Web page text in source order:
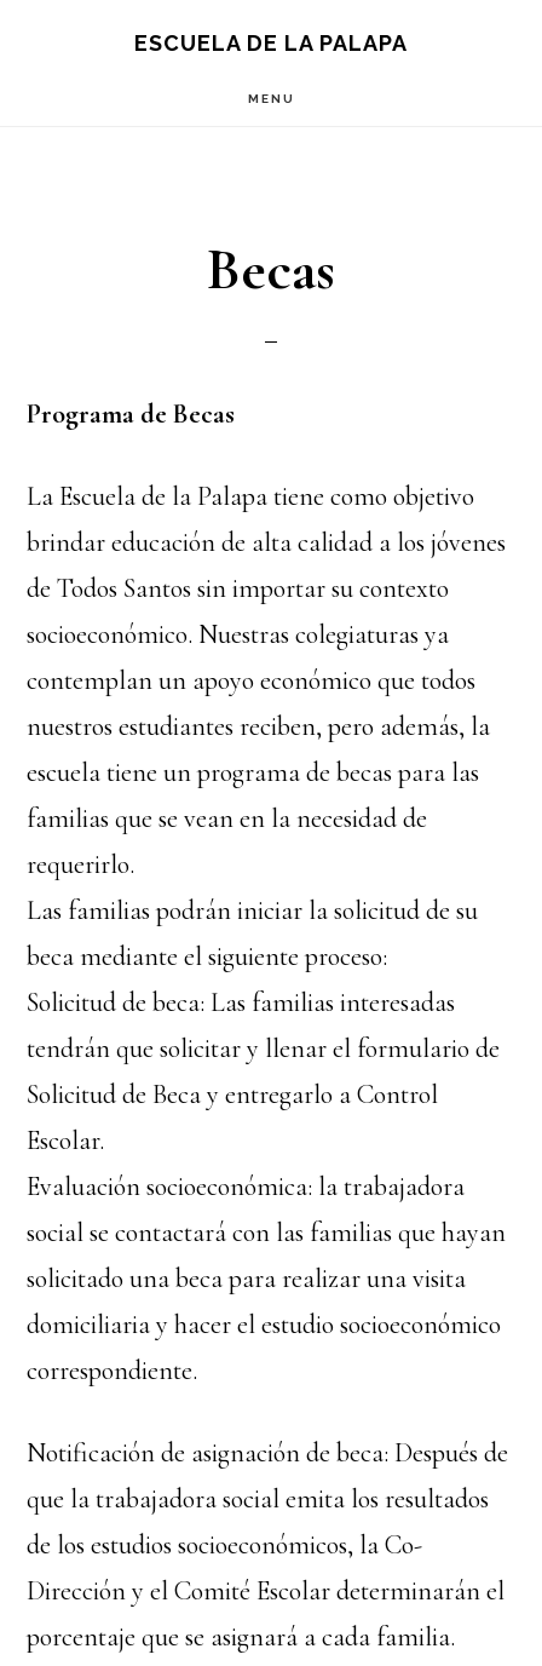
ESCUELA DE LA PALAPA
MENU
Becas
Programa de Becas
La Escuela de la Palapa tiene como objetivo
brindar educación de alta calidad a los jóvenes
de Todos Santos sin importar su contexto
socioeconómico. Nuestras colegiaturas ya
contemplan un apoyo económico que todos
nuestros estudiantes reciben, pero además, la
escuela tiene un programa de becas para las
familias que se vean en la necesidad de
requerirlo.
Las familias podrán iniciar la solicitud de su
beca mediante el siguiente proceso:
Solicitud de beca: Las familias interesadas
tendrán que solicitar y llenar el formulario de
Solicitud de Beca y entregarlo a Control
Escolar.
Evaluación socioeconómica: la trabajadora
social se contactará con las familias que hayan
solicitado una beca para realizar una visita
domiciliaria y hacer el estudio socioeconómico
correspondiente.
Notificación de asignación de beca: Después de
que la trabajadora social emita los resultados
de los estudios socioeconómicos, la Co-
Dirección y el Comité Escolar determinarán el
porcentaje que se asignará a cada familia.